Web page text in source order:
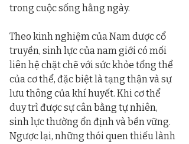
trong cuộc sống hằng ngày.
Theo kinh nghiệm của Nam dược cổ
truyền, sinh lực của nam giới có mối
liên hệ chặt chẽ với sức khỏe tổng thể
của cơ thể, đặc biệt là tạng thận và sự
lưu thông của khí huyết. Khi cơ thể
duy trì được sự cân bằng tự nhiên,
sinh lực thường ổn định và bền vững.
Ngược lại, những thói quen thiếu lành